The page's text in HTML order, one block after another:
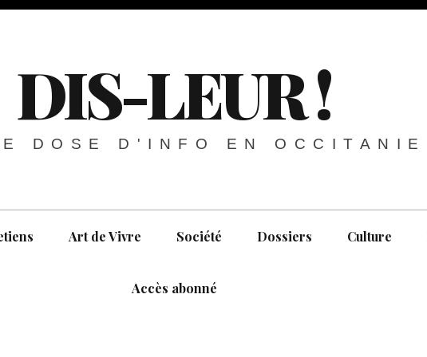
DIS-LEUR !
DOSE D'INFO EN OCCITANIE
Art de Vivre Société Dossiers Culture
Accès abonné